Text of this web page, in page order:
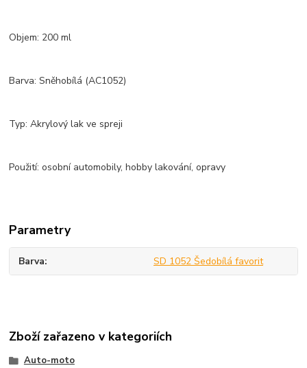
Objem: 200 ml
Barva: Sněhobílá (AC1052)
Typ: Akrylový lak ve spreji
Použití: osobní automobily, hobby lakování, opravy
Parametry
Barva SD 1052 Šedobílá favorit
Zboží zařazeno v kategoriích
Auto-moto